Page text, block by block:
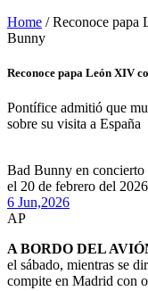
Home / Reconoce papa
Bunny
Reconoce papa León XIV
Pontífice admitió que
sobre su visita a España
Bad Bunny en concierto
el 20 de febrero del
6 Jun,2026
AP
A BORDO DEL
el sábado, mientras se
compite en Madrid con